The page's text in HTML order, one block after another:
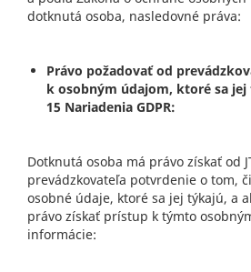
dotknutá osoba, nasledovné práva:
Právo požadovať od
k osobným údajom, ktoré sa
15 Nariadenia GDPR:
Dotknutá osoba má právo získať od
prevádzkovateľa potvrdenie o tom,
osobné údaje, ktoré sa jej týkajú, a
právo získať prístup k týmto
informácie: